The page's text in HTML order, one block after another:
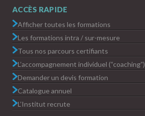
ACCÈS RAPIDE
Afficher toutes les formations
Les formations intra / sur-mesure
Tous nos parcours certifiants
L’accompagnement individuel (“coaching”)
Demander un devis formation
Catalogue annuel
L’Institut recrute